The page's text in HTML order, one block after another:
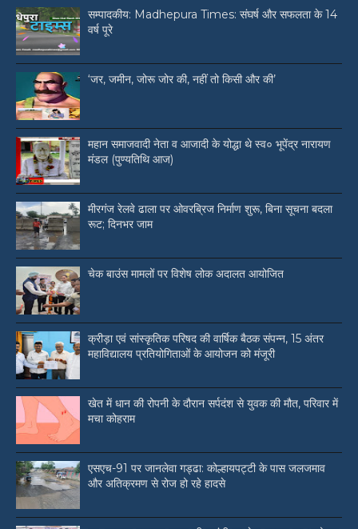
सम्पादकीय: Madhepura Times: संघर्ष और सफलता के 14
वर्ष पूरे
‘जर, जमीन, जोरू जोर की, नहीं तो किसी और की’
महान समाजवादी नेता व आजादी के योद्धा थे स्व० भूपेंद्र नारायण
मंडल (पुण्यतिथि आज)
मीरगंज रेलवे ढाला पर ओवरब्रिज निर्माण शुरू, बिना सूचना बदला
रूट; दिनभर जाम
चेक बाउंस मामलों पर विशेष लोक अदालत आयोजित
क्रीड़ा एवं सांस्कृतिक परिषद की वार्षिक बैठक संपन्न, 15 अंतर
महाविद्यालय प्रतियोगिताओं के आयोजन को मंजूरी
खेत में धान की रोपनी के दौरान सर्पदंश से युवक की मौत, परिवार में
मचा कोहराम
एसएच-91 पर जानलेवा गड्ढा: कोल्हायपट्टी के पास जलजमाव
और अतिक्रमण से रोज हो रहे हादसे